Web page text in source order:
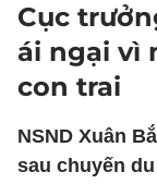
Cục
ái ngại vì
con trai
NSND Xuân
sau chuyến